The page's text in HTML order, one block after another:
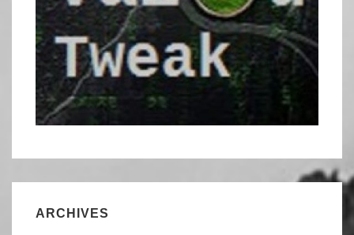
ARCHIVES